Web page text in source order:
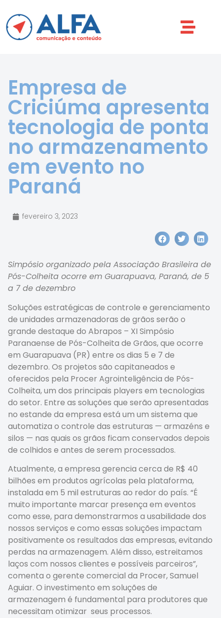
Empresa de
Criciúma apresenta
tecnologia de ponta
no armazenamento
em evento no
Paraná
fevereiro 3, 2023
Simpósio organizado pela Associação Brasileira de
Pós-Colheita ocorre em Guarapuava, Paraná, de 5
a 7 de dezembro
Soluções estratégicas de controle e gerenciamento
de unidades armazenadoras de grãos serão o
grande destaque do Abrapos – XI Simpósio
Paranaense de Pós-Colheita de Grãos, que ocorre
em Guarapuava (PR) entre os dias 5 e 7 de
dezembro. Os projetos são capitaneados e
oferecidos pela Procer Agrointeligência de Pós-
Colheita, um dos principais players em tecnologias
do setor. Entre as soluções que serão apresentadas
no estande da empresa está um um sistema que
automatiza o controle das estruturas — armazéns e
silos — nas quais os grãos ficam conservados depois
de colhidos e antes de serem processados.
Atualmente, a empresa gerencia cerca de R$ 40
bilhões em produtos agrícolas pela plataforma,
instalada em 5 mil estruturas ao redor do país. “É
muito importante marcar presença em eventos
como esse, para demonstrarmos a usabilidade dos
nossos serviços e como essas soluções impactam
positivamente os resultados das empresas, evitando
perdas na armazenagem. Além disso, estreitamos
laços com nossos clientes e possíveis parceiros”,
comenta o gerente comercial da Procer, Samuel
Aguiar. O investimento em soluções de
armazenagem é fundamental para produtores que
necessitam otimizar seus processos.